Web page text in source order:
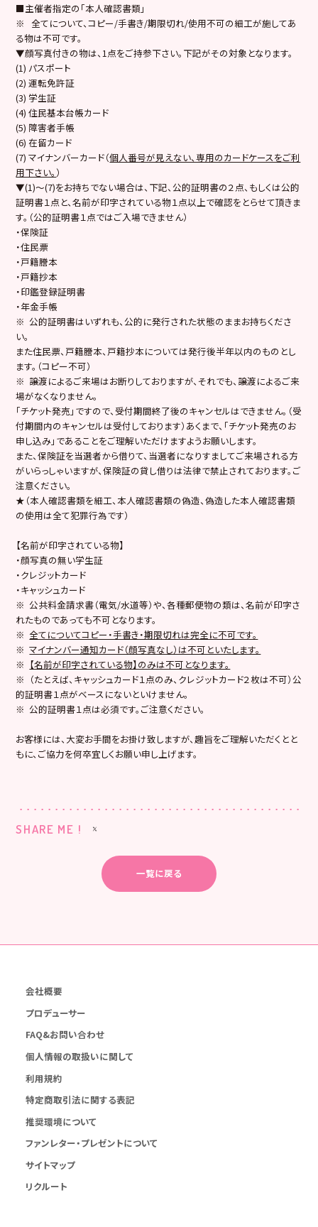
■主催者指定の「本人確認書類」
※ 全てについて、コピー/手書き/期限切れ/使用不可の細工が施してあ
る物は不可です。
▼顔写真付きの物は、1点をご持参下さい。下記がその対象となります。
(1) パスポート
(2) 運転免許証
(3) 学生証
(4) 住民基本台帳カード
(5) 障害者手帳
(6) 在留カード
(7) マイナンバーカード（個人番号が見えない、専用のカードケースをご利
用下さい。 ）
▼(1)～(7)をお持ちでない場合は、下記、公的証明書の２点、もしくは公的
証明書１点と、名前が印字されている物１点以上で確認をとらせて頂きま
す。（公的証明書１点ではご入場できません）
・保険証
・住民票
・戸籍謄本
・戸籍抄本
・印鑑登録証明書
・年金手帳
※ 公的証明書はいずれも、公的に発行された状態のままお持ちくださ
い。
また住民票、戸籍謄本、戸籍抄本については発行後半年以内のものとし
ます。（コピー不可）
※ 譲渡によるご来場はお断りしておりますが、それでも、譲渡によるご来
場がなくなりません。
「チケット発売」ですので、受付期間終了後のキャンセルはできません。（受
付期間内のキャンセルは受付しております）あくまで、「チケット発売のお
申し込み」であることをご理解いただけますようお願いします。
また、保険証を当選者から借りて、当選者になりすましてご来場される方
がいらっしゃいますが、保険証の貸し借りは法律で禁止されております。ご
注意ください。
★（本人確認書類を細工、本人確認書類の偽造、偽造した本人確認書類
の使用は全て犯罪行為です）
【名前が印字されている物】
・顔写真の無い学生証
・クレジットカード
・キャッシュカード
※ 公共料金請求書（電気/水道等）や、各種郵便物の類は、名前が印字さ
れたものであっても不可となります。
※ 全てについてコピー・手書き・期限切れは完全に不可です。
※マイナンバー通知カード（顔写真なし）は不可といたします。
※ 【名前が印字されている物】のみは不可となります。
※ （たとえば、キャッシュカード１点のみ、クレジットカード２枚は不可）公
的証明書１点がベースにないといけません。
※ 公的証明書１点は必須です。ご注意ください。
お客様には、大変お手間をお掛け致しますが、趣旨をご理解いただくとと
もに、ご協力を何卒宜しくお願い申し上げます。
SHARE ME !
一覧に戻る
会社概要
プロデューサー
FAQ&お問い合わせ
個人情報の取扱いに関して
利用規約
特定商取引法に関する表記
推奨環境について
ファンレター・プレゼントについて
サイトマップ
リクルート